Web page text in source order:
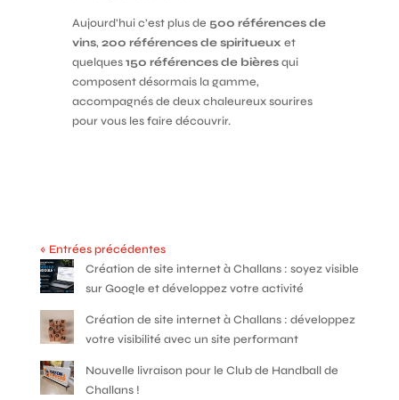
Aujourd’hui c’est plus de 500 références de
vins, 200 références de spiritueux et
quelques150 références de bièresqui
composent désormais la gamme,
accompagnés de deux chaleureux sourires
pour vous les faire découvrir.
« Entrées précédentes
Création de site internet à Challans : soyez visible
sur Google et développez votre activité
Création de site internet à Challans : développez
votre visibilité avec un site performant
Nouvelle livraison pour le Club de Handball de
Challans !